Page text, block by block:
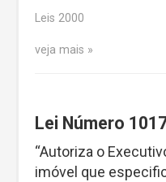
Leis 2000
veja mais
Lei Número
“Autoriza o
imóvel que